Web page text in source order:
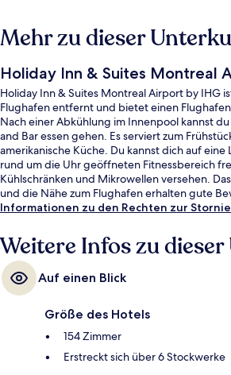
Mehr zu dieser
Holiday Inn & Suites Montreal
Holiday Inn & Suites Montreal Airport by IHG
Flughafen entfernt und bietet einen
Nach einer Abkühlung im Innenpool kannst
and Bar essen gehen. Es serviert zum
amerikanische Küche. Du kannst dich auf
rund um die Uhr geöffneten Fitnessbereich
Kühlschränken und Mikrowellen versehen.
und die Nähe zum Flughafen erhalten gute
Reisenden.
Informationen zu den Rechten zur
Weitere Infos zu
Auf einen Blick
Größe des Hotels
154 Zimmer
Erstreckt sich über 6 Stockwerke